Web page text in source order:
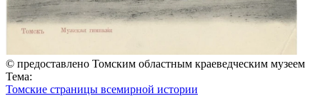
© предоставлено Томским областным краеведческим музеем
Тема:
Томские страницы всемирной истории